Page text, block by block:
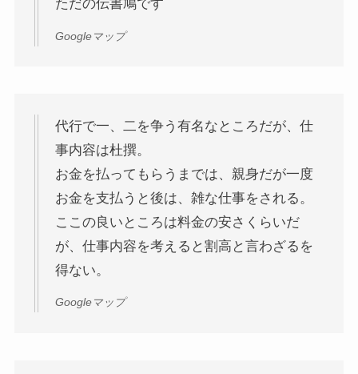
ただの伝書鳩です
Googleマップ
代行で一、二を争う有名なところだが、仕
事内容は杜撰。
お金を払ってもらうまでは、親身だが一度
お金を支払うと後は、雑な仕事をされる。
ここの良いところは料金の安さくらいだ
が、仕事内容を考えると割高と言わざるを
得ない。
Googleマップ